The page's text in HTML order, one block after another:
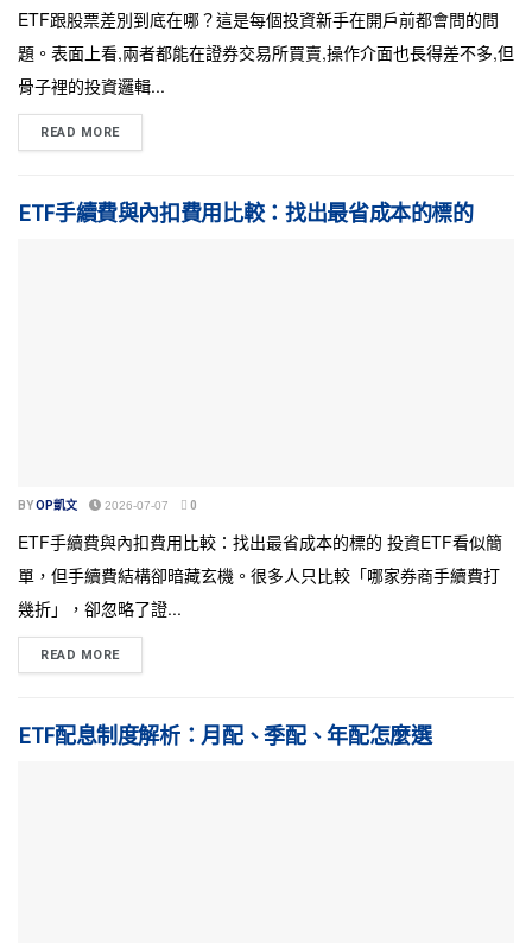
ETF跟股票差別到底在哪？這是每個投資新手在開戶前都會問的問
題。表面上看,兩者都能在證券交易所買賣,操作介面也長得差不多,但
骨子裡的投資邏輯...
READ MORE
ETF手續費與內扣費用比較：找出最省成本的標的
BYOP凱文 2026-07-07 0
ETF手續費與內扣費用比較：找出最省成本的標的 投資ETF看似簡
單，但手續費結構卻暗藏玄機。很多人只比較「哪家券商手續費打
幾折」，卻忽略了證...
READ MORE
ETF配息制度解析：月配、季配、年配怎麼選